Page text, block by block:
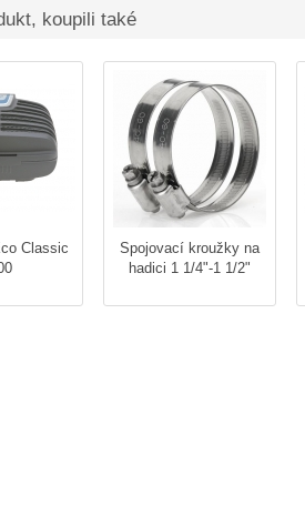
koupili také
Classic
Spojovací kroužky na
hadici 1 1/4"-1 1/2"